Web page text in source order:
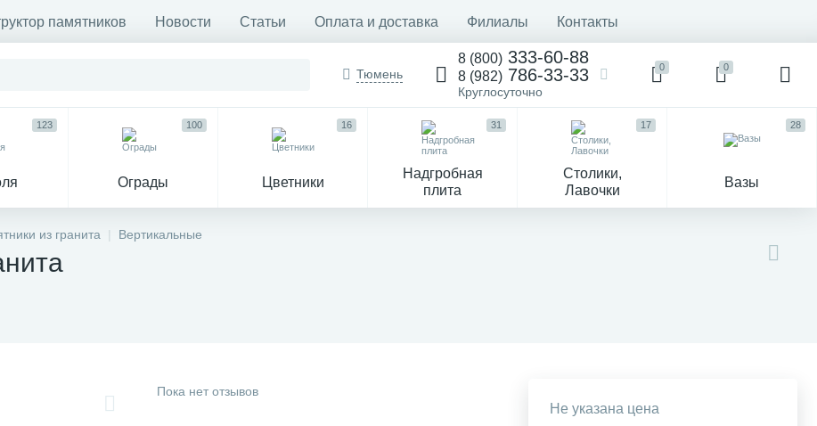
памятников Новости Статьи Оплата и доставка Филиалы Контакты
Тюмень
8 (800) 333-60-88
8 (982) 786-33-33
Круглосуточно
0 0
123
Ограды
100
Цветники
16
Надгробная
плита
31
Столики,
Лавочки
17
Вазы
28
из гранита Вертикальные
Пока нет отзывов
Не указана цена